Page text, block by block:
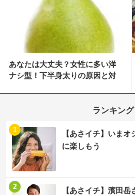
あなたは大丈夫？女性に多い洋
ナシ型！下半身太りの原因と対
ランキン
【あさイチ】いま
に楽しもう
1
【あさイチ】濱田
2